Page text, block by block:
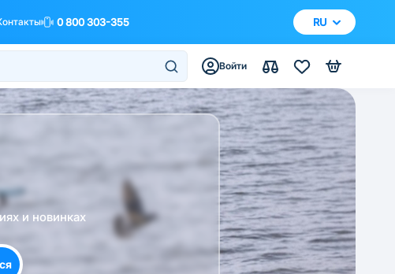
0 800 303-355 RU
Войти
и новинках